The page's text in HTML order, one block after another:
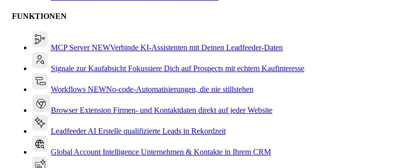
FUNKTIONEN
MCP ServerNEWVerbinde KI-Assistenten mit Deinen Leadfeeder-Daten
Signale zur Kaufabsicht Fokussiere Dich auf Prospects mit echtem Kaufinteresse
Workflows NEWNo-code-Automatisierungen, die nie stillstehen
Browser Extension Firmen- und Kontaktdaten direkt auf jeder Website
Leadfeeder AI Erstelle qualifizierte Leads in Rekordzeit
Global Account Intelligence Unternehmen & Kontakte in Ihrem CRM